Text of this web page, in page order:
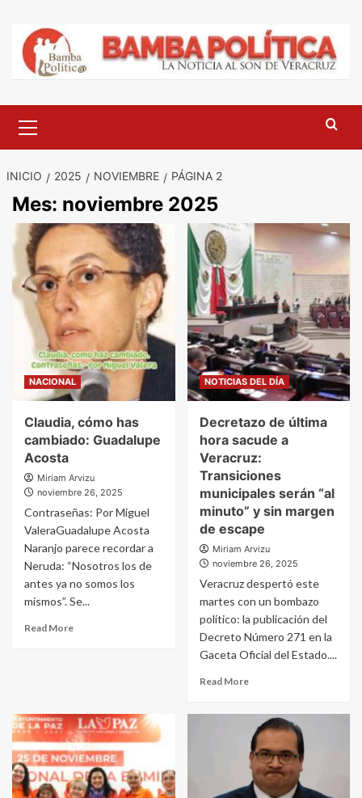
contenido
principal
INICIO 2025 NOVIEMBRE PÁGINA 2
Mes: noviembre 2025
NACIONAL
Claudia, cómo has
cambiado: Guadalupe
Acosta
Miriam Arvizu
noviembre 26, 2025
Contraseñas: Por Miguel
ValeraGuadalupe Acosta
Naranjo parece recordar a
Neruda: “Nosotros los de
antes ya no somos los
mismos”. Se...
Read More
NOTICIAS DEL DÍA
Decretazo de última
hora sacude a
Veracruz:
Transiciones
municipales serán “al
minuto” y sin margen
de escape
Miriam Arvizu
noviembre 26, 2025
Veracruz despertó este
martes con un bombazo
político: la publicación del
Decreto Número 271 en la
Gaceta Oficial del Estado....
Read More